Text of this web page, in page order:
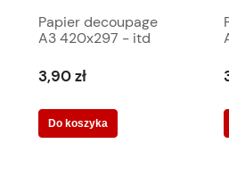
Papier decoupage
A3 420x297 - itd
3,90 zł
Do koszyka